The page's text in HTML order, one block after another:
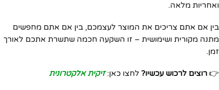
ואחריות מלאה.
בין אם אתם צריכים את המוצר לעצמכם, בין אם אתם מחפשים
מתנה מקורית ושימושית – זו השקעה חכמה שתשרת אתכם לאורך
זמן.
👉 רוצים לרכוש עכשיו? לחצו כאן:זיקית אלקטרונית